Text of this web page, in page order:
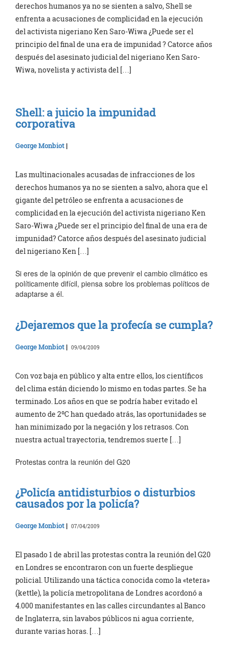
derechos humanos ya no se sienten a salvo, Shell se
enfrenta a acusaciones de complicidad en la ejecución
del activista nigeriano Ken Saro-Wiwa ¿Puede ser el
principio del final de una era de impunidad ? Catorce años
después del asesinato judicial del nigeriano Ken Saro-
Wiwa, novelista y activista del […]
Shell: a juicio la impunidad
corporativa
George Monbiot |
Las multinacionales acusadas de infracciones de los
derechos humanos ya no se sienten a salvo, ahora que el
gigante del petróleo se enfrenta a acusaciones de
complicidad en la ejecución del activista nigeriano Ken
Saro-Wiwa ¿Puede ser el principio del final de una era de
impunidad? Catorce años después del asesinato judicial
del nigeriano Ken […]
Si eres de la opinión de que prevenir el cambio climático es
políticamente difícil, piensa sobre los problemas políticos de
adaptarse a él.
¿Dejaremos que la profecía se cumpla?
George Monbiot | 09/04/2009
Con voz baja en público y alta entre ellos, los científicos
del clima están diciendo lo mismo en todas partes. Se ha
terminado. Los años en que se podría haber evitado el
aumento de 2ºC han quedado atrás, las oportunidades se
han minimizado por la negación y los retrasos. Con
nuestra actual trayectoria, tendremos suerte […]
Protestas contra la reunión del G20
¿Policía antidisturbios o disturbios
causados por la policía?
George Monbiot | 07/04/2009
El pasado 1 de abril las protestas contra la reunión del G20
en Londres se encontraron con un fuerte despliegue
policial. Utilizando una táctica conocida como la «tetera»
(kettle), la policía metropolitana de Londres acordonó a
4.000 manifestantes en las calles circundantes al Banco
de Inglaterra, sin lavabos públicos ni agua corriente,
durante varias horas. […]